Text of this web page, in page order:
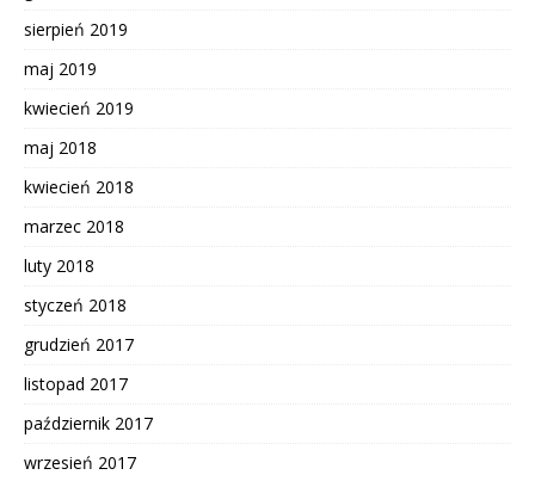
sierpień 2019
maj 2019
kwiecień 2019
maj 2018
kwiecień 2018
marzec 2018
luty 2018
styczeń 2018
grudzień 2017
listopad 2017
październik 2017
wrzesień 2017